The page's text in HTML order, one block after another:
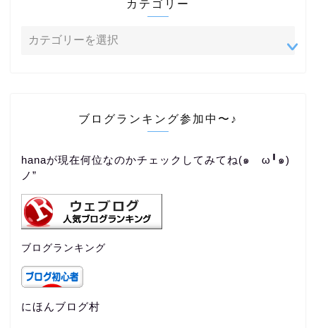
カテゴリー
ブログランキング参加中〜♪
hanaが現在何位なのかチェックしてみてね(๑ゝω╹๑)
ノ”
ブログランキング
にほんブログ村